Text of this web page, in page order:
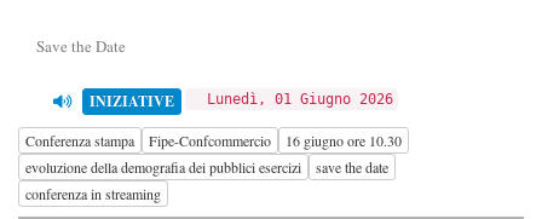
Save the Date
INIZIATIVE Lunedì, 01 Giugno 2026
Conferenza stampa Fipe-Confcommercio
16 giugno ore 10.30
evoluzione della demografia dei pubblici esercizi
save the date
conferenza in streaming